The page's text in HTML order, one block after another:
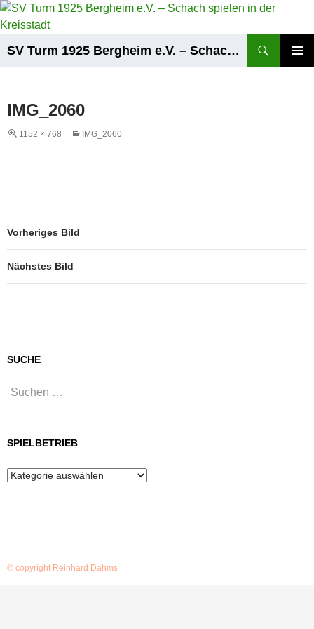
Zum
Inhalt
SV Turm 1925 Bergheim e.V. – Schach spielen in der Kreisstadt
IMG_2060
1152 × 768 IMG_2060
Vorheriges Bild
Nächstes Bild
SUCHE
Suchen
SPIELBETRIEB
Spielbetrieb
© copyright Reinhard Dahms